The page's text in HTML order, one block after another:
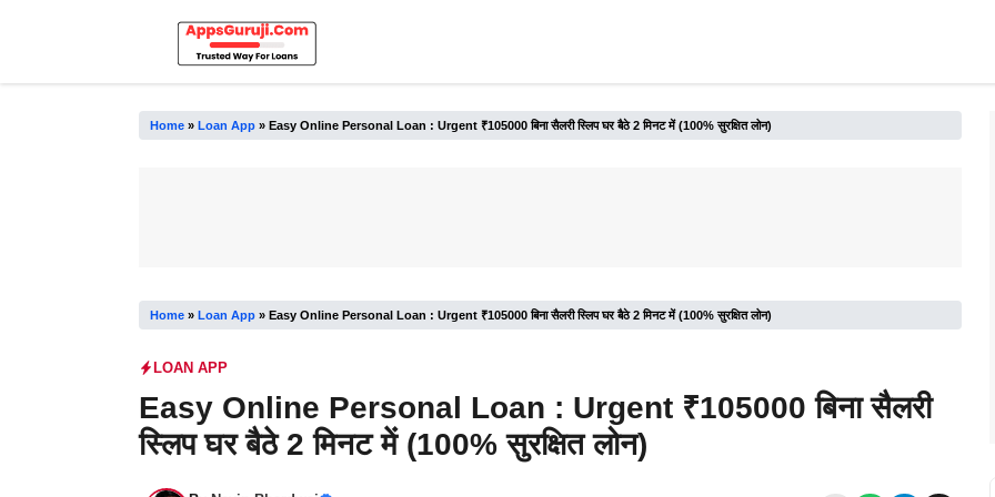
Home» Loan App» Easy Online Personal Loan : Urgent ₹105000 बिना सैलरी स्लिप घर बैठे 2 मिनट में (100% सुरक्षित लोन)
Home» Loan App» Easy Online Personal Loan : Urgent ₹105000 बिना सैलरी स्लिप घर बैठे 2 मिनट में (100% सुरक्षित लोन)
LOAN APP
Easy Online Personal Loan : Urgent ₹105000 बिना सैलरी
स्लिप घर बैठे 2 मिनट में (100% सुरक्षित लोन)